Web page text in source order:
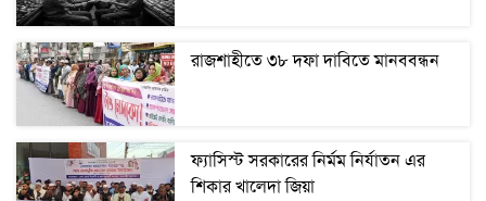
রাজশাহীতে ৩৮ দফা দাবিতে মানববন্ধন
ফ্যাসিস্ট সরকারের নির্মম নির্যাতন এর
শিকার খালেদা জিয়া